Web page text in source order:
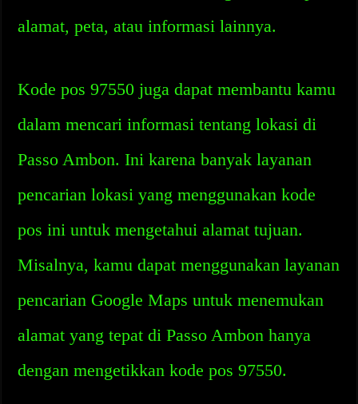
alamat, peta, atau informasi lainnya.
Kode pos 97550 juga dapat membantu kamu
dalam mencari informasi tentang lokasi di
Passo Ambon. Ini karena banyak layanan
pencarian lokasi yang menggunakan kode
pos ini untuk mengetahui alamat tujuan.
Misalnya, kamu dapat menggunakan layanan
pencarian Google Maps untuk menemukan
alamat yang tepat di Passo Ambon hanya
dengan mengetikkan kode pos 97550.